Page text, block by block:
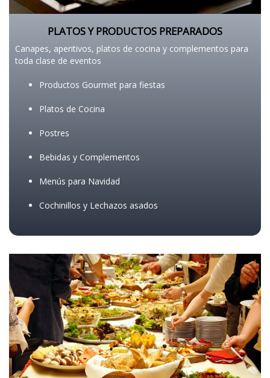
PLATOS Y PRODUCTOS PREPARADOS
Canapes, aperitivos, platos de cocina y complementos para
toda clase de eventos
Productos Gourmet para fiestas
Platos de Cocina
Postres
Bebidas y Complementos
Menús para Navidad
Cochinillos y Lechazos asados